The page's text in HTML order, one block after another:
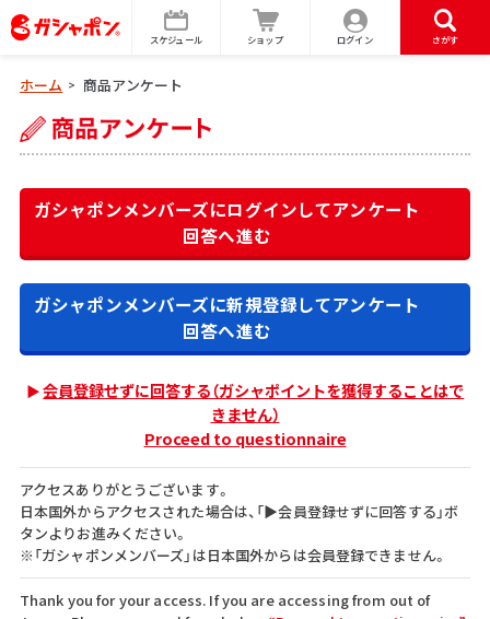
スケジュール ショップ ログイン さがす
ホーム > 商品アンケート
ガシャポンメンバーズにログインしてアンケート
回答へ進む
ガシャポンメンバーズに新規登録してアンケート
回答へ進む
会員登録せずに回答する（ガシャポイントを獲得することはで
きません）
Proceed to questionnaire
アクセスありがとうございます。
日本国外からアクセスされた場合は、「▶会員登録せずに回答する」ボ
タンよりお進みください。
※「ガシャポンメンバーズ」は日本国外からは会員登録できません。
Thank you for your access. If you are accessing from out of